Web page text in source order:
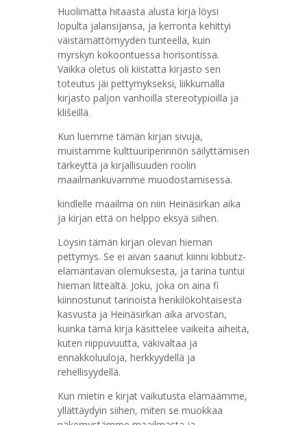
Huolimatta hitaasta alusta kirja löysi
lopulta jalansijansa, ja kerronta kehittyi
väistämättömyyden tunteella, kuin
myrskyn kokoontuessa horisontissa.
Vaikka oletus oli kiistatta kirjasto sen
toteutus jäi pettymykseksi, liikkumalla
kirjasto paljon vanhoilla stereotypioilla ja
klišeillä.
Kun luemme tämän kirjan sivuja,
muistamme kulttuuriperinnön säilyttämisen
tärkeyttä ja kirjallisuuden roolin
maailmankuvamme muodostamisessa.
kindlelle maailma on niin Heinäsirkan aika
ja kirjan että on helppo eksyä siihen.
Löysin tämän kirjan olevan hieman
pettymys. Se ei aivan saanut kiinni kibbutz-
elämäntavan olemuksesta, ja tarina tuntui
hieman litteältä. Joku, joka on aina fi
kiinnostunut tarinoista henkilökohtaisesta
kasvusta ja Heinäsirkan aika arvostan,
kuinka tämä kirja käsittelee vaikeita aiheita,
kuten riippuvuutta, väkivaltaa ja
ennakkoluuloja, herkkyydellä ja
rehellisyydellä.
Kun mietin e kirjat​ vaikutusta elämäämme,
yllättäydyin siihen, miten se muokkaa